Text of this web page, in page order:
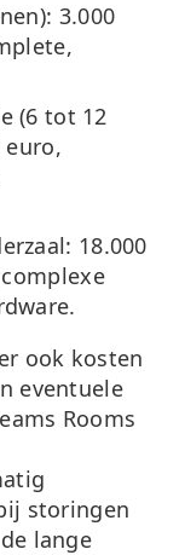
3.000
(6 tot 12
euro,
18.000
ook kosten
eventuele
Rooms
storingen
lange